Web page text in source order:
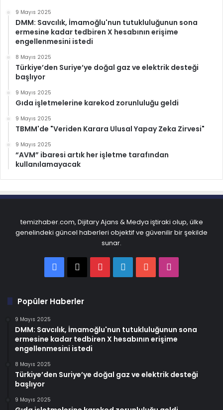
9 Mayıs 2025
DMM: Savcılık, İmamoğlu'nun tutukluluğunun sona
ermesine kadar tedbiren X hesabının erişime
engellenmesini istedi
8 Mayıs 2025
Türkiye’den Suriye’ye doğal gaz ve elektrik desteği
başlıyor
9 Mayıs 2025
Gıda işletmelerine karekod zorunluluğu geldi
9 Mayıs 2025
TBMM'de "Veriden Karara Ulusal Yapay Zeka Zirvesi"
9 Mayıs 2025
“AVM” ibaresi artık her işletme tarafından
kullanılamayacak
temizhaber.com, Dijitary Ajans & Medya iştiraki olup, ülke
genelindeki güncel haberleri objektif ve güvenilir bir şekilde
sunar.
Facebook
X PinterestLinkedInYouTube
Popüler Haberler
9 Mayıs 2025
DMM: Savcılık, İmamoğlu'nun tutukluluğunun sona
ermesine kadar tedbiren X hesabının erişime
engellenmesini istedi
8 Mayıs 2025
Türkiye’den Suriye’ye doğal gaz ve elektrik desteği
başlıyor
9 Mayıs 2025